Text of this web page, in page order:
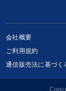
会社概要
ご利用規約
通信販売法に基づく